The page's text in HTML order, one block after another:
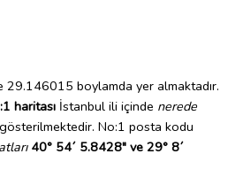
boylamda yer almaktadır.
haritası İstanbul ili içinde nerede
No:1 posta kodu
40° 54´ 5.8428" ve 29° 8´